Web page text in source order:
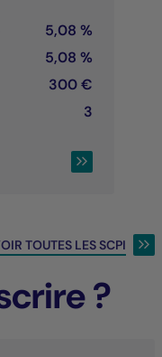
5,08 %
5,08 %
300 €
3
CONSULTER
TOUTES LES SCPI
?